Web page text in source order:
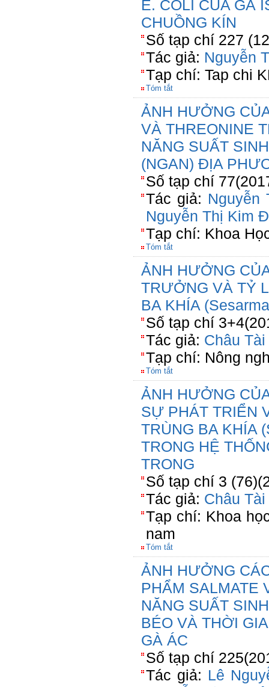
E. COLI CỦA GÀ
CHUỒNG KÍN
Số tạp chí 227
Tác giả: Nguyễn
Tạp chí: Tap chi
Tóm tắt
ẢNH HƯỞNG
VÀ THREONINE
NĂNG SUẤT
(NGAN) ĐỊA
Số tạp chí
Tác giả: Nguyễn
Nguyễn Thị Kim
Tạp chí: Khoa
Tóm tắt
ẢNH HƯỞNG
TRƯỞNG VÀ TỶ
BA KHÍA
Số tạp chí
Tác giả: Châu Tài
Tạp chí: Nông
Tóm tắt
ẢNH HƯỞNG
SỰ PHÁT TRIỂN
TRÙNG BA KHÍA
TRONG HỆ
TRONG
Số tạp chí 3
Tác giả: Châu Tài
Tạp chí: Khoa
nam
Tóm tắt
ẢNH HƯỞNG
PHẨM SALMATE
NĂNG SUẤT
BÉO VÀ THỜI
GÀ ÁC
Số tạp chí
Tác giả: Lê